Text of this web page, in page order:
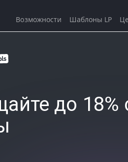
до 18%
Возможности Шаблоны LP